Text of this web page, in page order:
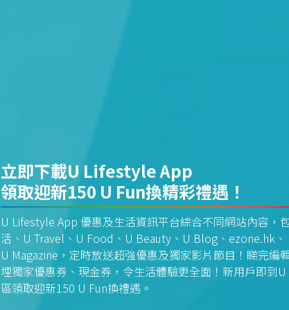
立即下載U Lifestyle App
領取迎新150 U Fun換精彩禮遇！
U Lifestyle App 優惠及生活資訊平台綜合不同網站內容，
活、U Travel、U Food、U Beauty、U Blog、ezone.hk、
U Magazine，定時放送超強優惠及獨家影片節目！睇完編
埋獨家優惠券、現金券，令生活體驗更全面！新用戶即到
區領取迎新150 U Fun換禮遇。